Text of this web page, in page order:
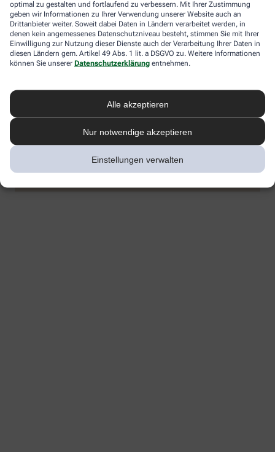
optimal zu gestalten und fortlaufend zu verbessern. Mit Ihrer Zustimmung
geben wir Informationen zu Ihrer Verwendung unserer Website auch an
Drittanbieter weiter. Soweit dabei Daten in Ländern verarbeitet werden, in
denen kein angemessenes Datenschutzniveau besteht, stimmen Sie mit Ihrer
Einwilligung zur Nutzung dieser Dienste auch der Verarbeitung Ihrer Daten in
diesen Ländern gem. Artikel 49 Abs. 1 lit. a DSGVO zu. Weitere Informationen
können Sie unserer Datenschutzerklärung entnehmen.
Alle akzeptieren
Nur notwendige akzeptieren
Einstellungen verwalten